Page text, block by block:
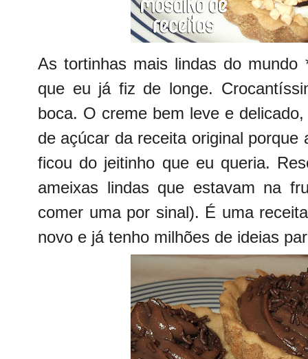
As tortinhas mais lindas do
que eu já fiz de longe.
boca. O creme bem leve e
de açúcar da receita original porque
ficou do jeitinho que eu queria.
ameixas lindas que estavam na
comer uma por sinal). É uma
novo e já tenho milhões de ideias